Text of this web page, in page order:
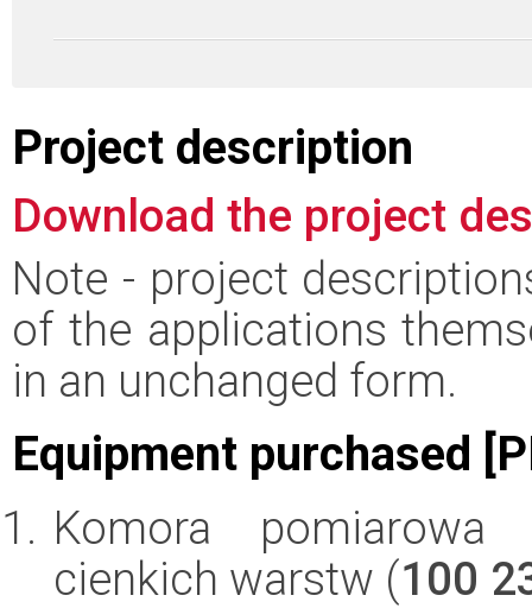
Project description
Download the project
Note - project
of the applications
in an unchanged form.
Equipment purchased
Komora
cienkich warstw (100